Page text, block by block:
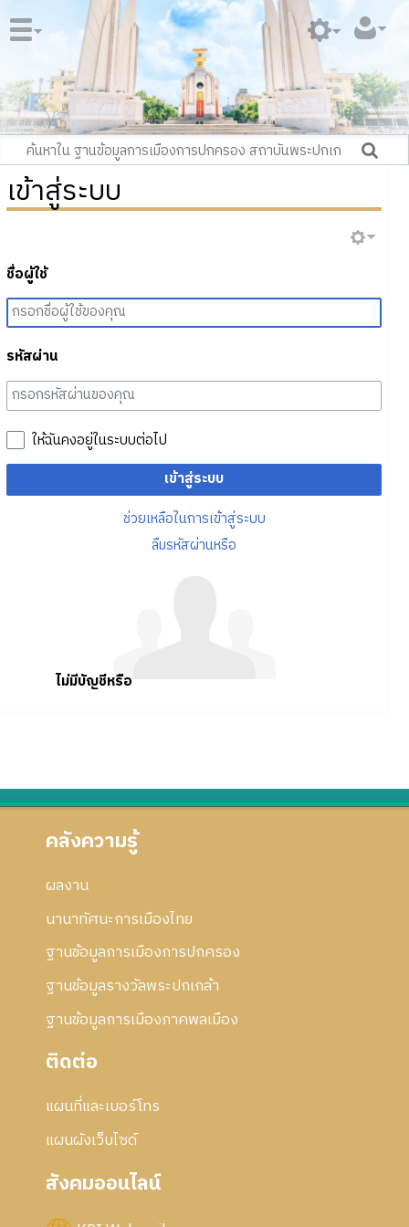
เข้าสู่ระบบ
ชื่อผู้ใช้
รหัสผ่าน
ให้ฉันคงอยู่ในระบบต่อไป
เข้าสู่ระบบ
ช่วยเหลือในการเข้าสู่ระบบ
ลืมรหัสผ่านหรือ
ไม่มีบัญชีหรือ
คลังความรู้
ผลงาน
นานาทัศนะการเมืองไทย
ฐานข้อมูลการเมืองการปกครอง
ฐานข้อมูลรางวัลพระปกเกล้า
ฐานข้อมูลการเมืองภาคพลเมือง
ติดต่อ
แผนที่และเบอร์โทร
แผนผังเว็บไซด์
สังคมออนไลน์